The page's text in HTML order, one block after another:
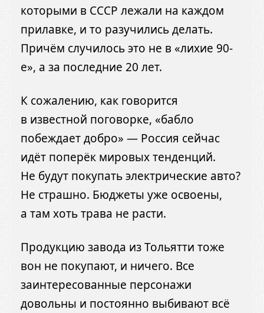
которыми в СССР лежали на каждом
прилавке, и то разучились делать.
Причём случилось это не в «лихие 90-
е», а за последние 20 лет.
К сожалению, как говорится
в известной поговорке, «бабло
побеждает добро» — Россия сейчас
идёт поперёк мировых тенденций.
Не будут покупать электрические авто?
Не страшно. Бюджеты уже освоены,
а там хоть трава не расти.
Продукцию завода из Тольятти тоже
вон не покупают, и ничего. Все
заинтересованные персонажи
довольны и постоянно выбивают всё